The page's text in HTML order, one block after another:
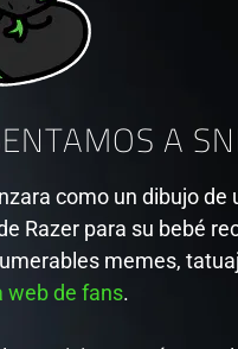
A
como un dibujo de
Razer para su bebé
memes,
web de fans.